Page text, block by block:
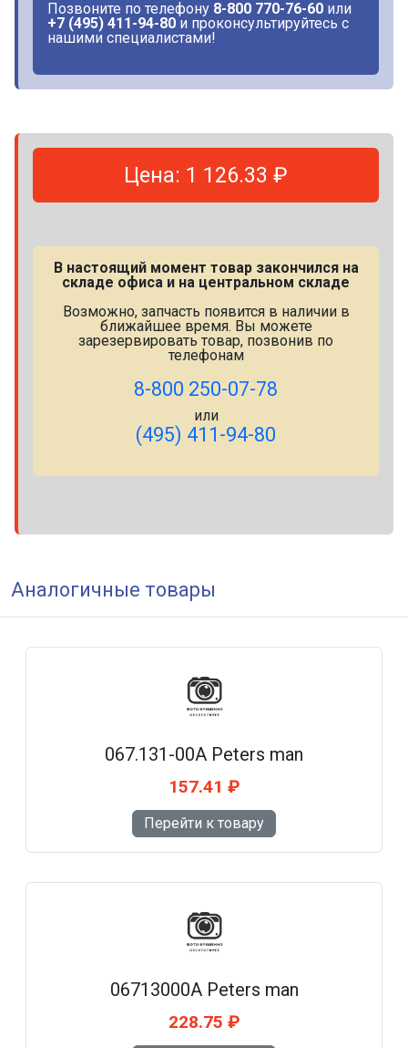
Позвоните по телефону 8-800 770-76-60 или
+7 (495) 411-94-80 и проконсультируйтесь с
нашими специалистами!
Цена: 1 126.33 ₽
В настоящий момент товар закончился на
складе офиса и на центральном складе
Возможно, запчасть появится в наличии в
ближайшее время. Вы можете
зарезервировать товар, позвонив по
телефонам
8-800 250-07-78
или
(495) 411-94-80
Аналогичные товары
067.131-00A Peters man
157.41 ₽
Перейти к товару
06713000A Peters man
228.75 ₽